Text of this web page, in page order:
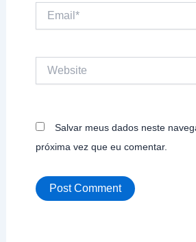
Salvar meus dados neste
próxima vez que eu comentar.